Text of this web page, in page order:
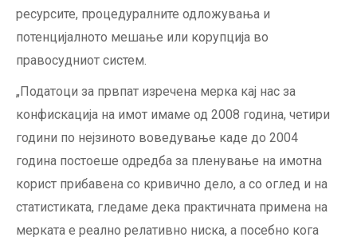
ресурсите, процедуралните одложувања и
потенцијалното мешање или корупција во
правосудниот систем.
„Податоци за првпат изречена мерка кај нас за
конфискација на имот имаме од 2008 година, четири
години по нејзиното воведување каде до 2004
година постоеше одредба за пленување на имотна
корист прибавена со кривично дело, а со оглед и на
статистиката, гледаме дека практичната примена на
мерката е реално релативно ниска, а посебно кога